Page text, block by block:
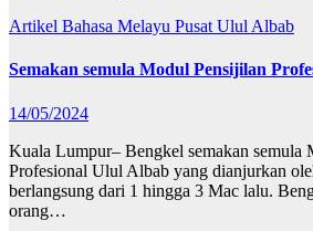
Artikel Bahasa Melayu Pusat Ulul Albab
Semakan semula Modul Pensijilan
14/05/2024
Kuala Lumpur– Bengkel semakan semula
Profesional Ulul Albab yang dianjurkan
berlangsung dari 1 hingga 3 Mac lalu.
orang…